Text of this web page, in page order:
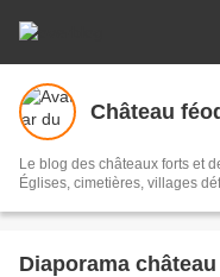
Château
Le blog des châteaux forts et
Églises, cimetières, villages
Diaporama